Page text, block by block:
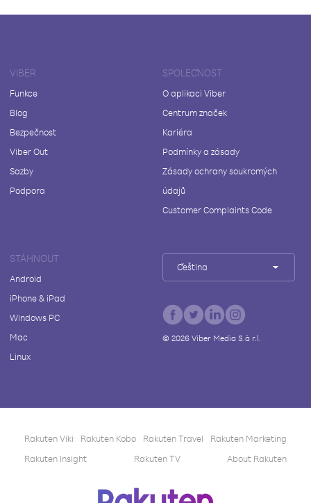
VIBER
Funkce
Blog
Bezpečnost
Viber Out
Sazby
Podpora
SPOLEČNOST
O aplikaci Viber
Centrum značek
Kariéra
Podmínky a zásady
Zásady ochrany soukromých
údajů
Customer Complaints Code
STÁHNOUT
Android
iPhone & iPad
Windows PC
Mac
Linux
Čeština
© 2026Viber Media S.à r.l.
Rakuten Viki Rakuten Kobo Rakuten Travel
Rakuten Marketing
Rakuten Insight
Rakuten TV About Rakuten